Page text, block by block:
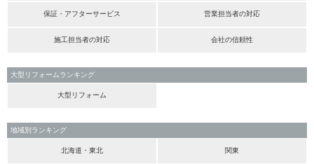
保証・アフターサービス 営業担当者の対応
施工担当者の対応 会社の信頼性
大型リフォームランキング
大型リフォーム
地域別ランキング
北海道・東北 関東